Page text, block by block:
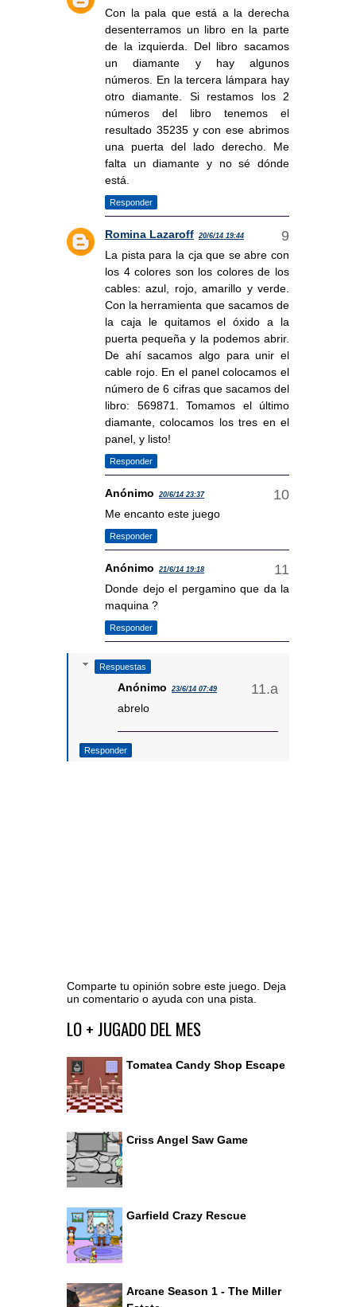
Con la pala que está a la derecha
desenterramos un libro en la parte
de la izquierda. Del libro sacamos
un diamante y hay algunos
números. En la tercera lámpara hay
otro diamante. Si restamos los 2
números del libro tenemos el
resultado 35235 y con ese abrimos
una puerta del lado derecho. Me
falta un diamante y no sé dónde
está.
Responder
Romina Lazaroff 20/6/14 19:44
La pista para la cja que se abre con
los 4 colores son los colores de los
cables: azul, rojo, amarillo y verde.
Con la herramienta que sacamos de
la caja le quitamos el óxido a la
puerta pequeña y la podemos abrir.
De ahí sacamos algo para unir el
cable rojo. En el panel colocamos el
número de 6 cifras que sacamos del
libro: 569871. Tomamos el último
diamante, colocamos los tres en el
panel, y listo!
Responder
Anónimo 20/6/14 23:37
Me encanto este juego
Responder
Anónimo 21/6/14 19:18
Donde dejo el pergamino que da la
maquina ?
Responder
Respuestas
Anónimo 23/6/14 07:49
abrelo
Responder
Comparte tu opinión sobre este juego. Deja
un comentario o ayuda con una pista.
Ir al editor de comentarios
LO + JUGADO DEL MES
Tomatea Candy Shop Escape
Criss Angel Saw Game
Garfield Crazy Rescue
Arcane Season 1 - The Miller